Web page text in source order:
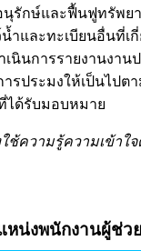
นุรักษ์และฟื้นฟูทรัพย
ำและทะเบียนอื่นที่เ
นินการรายงานงา
รประมงให้เป็นไป
ได้รับมอบหมาย
ช้ความรู้ความเข้า
หน่งพนักงานผู้ช่ว